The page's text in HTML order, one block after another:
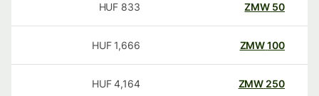
50
ZMW
833
HUF
100
ZMW
1,666
HUF
250
ZMW
4,164
HUF